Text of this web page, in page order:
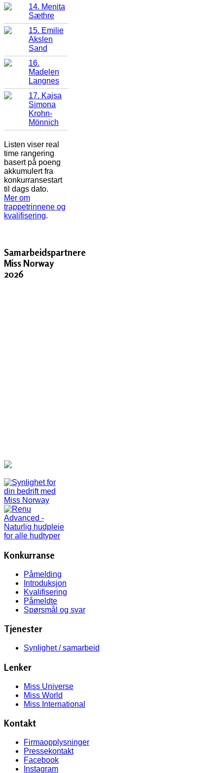
14. Menita
Sæthre
15. Emilie
Akslen
Sand
16.
Madelen
Langnes
17. Kajsa
Simona
Krohn-
Mönnich
Listen viser real
time rangering
basert på poeng
akkumulert fra
konkurransestart
til dags dato.
Mer om
trappetrinnene og
kvalifisering.
Samarbeidspartnere
Miss Norway
2026
Konkurranse
Påmelding
Introduksjon
Kvalifisering
Påmeldte
Spørsmål og svar
Tjenester
Synlighet / samarbeid
Lenker
Miss Universe
Miss World
Miss International
Kontakt
Firmaopplysninger
Pressekontakt
Facebook
Instagram